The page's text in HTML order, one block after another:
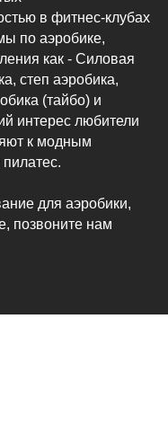
в фитнес-клубах
по аэробике,
как - Силовая
степ аэробика,
(тайбо) и
интерес любители
к модным
для аэробики,
позвоните нам